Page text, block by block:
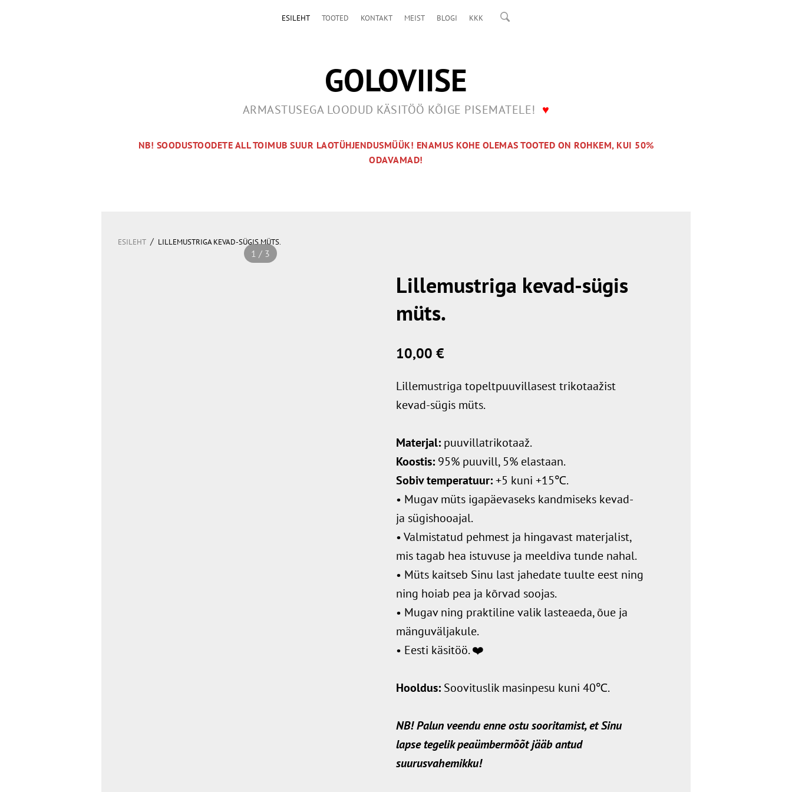
ESILEHT TOOTED KONTAKT MEIST BLOGI KKK
GOLOVIISE
ARMASTUSEGA LOODUD KÄSITÖÖ KÕIGE PISEMATELE! ♥
NB! SOODUSTOODETE ALL TOIMUB SUUR LAOTÜHJENDUSMÜÜK! ENAMUS KOHE OLEMAS TOOTED ON ROHKEM, KUI 50%
ODAVAMAD!
ESILEHT / LILLEMUSTRIGA KEVAD-SÜGIS MÜTS.
1 / 3
Lillemustriga kevad-sügis
müts.
10,00 €
Lillemustriga topeltpuuvillasest trikotaažist
kevad-sügis müts.
Materjal: puuvillatrikotaaž.
Koostis: 95% puuvill, 5% elastaan.
Sobiv temperatuur:+5 kuni +15℃.
• Mugav müts igapäevaseks kandmiseks kevad-
ja sügishooajal.
• Valmistatud pehmest ja hingavast materjalist,
mis tagab hea istuvuse ja meeldiva tunde nahal.
• Müts kaitseb Sinu last jahedate tuulte eest ning
ning hoiab pea ja kõrvad soojas.
• Mugav ning praktiline valik lasteaeda, õue ja
mänguväljakule.
• Eesti käsitöö. ❤️
Hooldus: Soovituslik masinpesu kuni 40℃.
NB! Palun veendu enne ostu sooritamist, et Sinu
lapse tegelik peaümbermõõt jääb antud
suurusvahemikku!